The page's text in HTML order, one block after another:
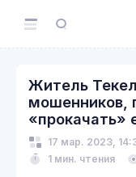
Житель
мошенников,
«прокачать»
17 мар. 2023,
1 мин. чтения